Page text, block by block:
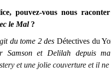
pouvez-vous nous
le Mal ?
du tome 2 desDétectives du
Samson et Delilah depuis
et une jolie couverture et il